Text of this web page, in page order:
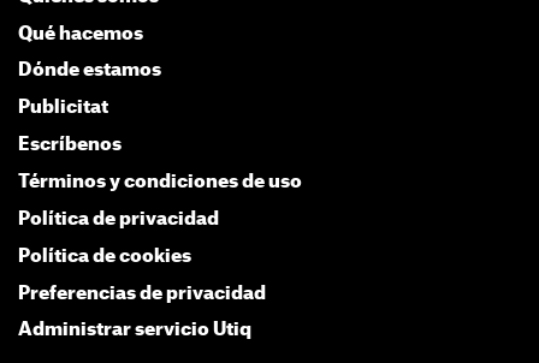
Qué hacemos
Dónde estamos
Publicitat
Escríbenos
Términos y condiciones de uso
Política de privacidad
Política de cookies
Preferencias de privacidad
Administrar servicio Utiq